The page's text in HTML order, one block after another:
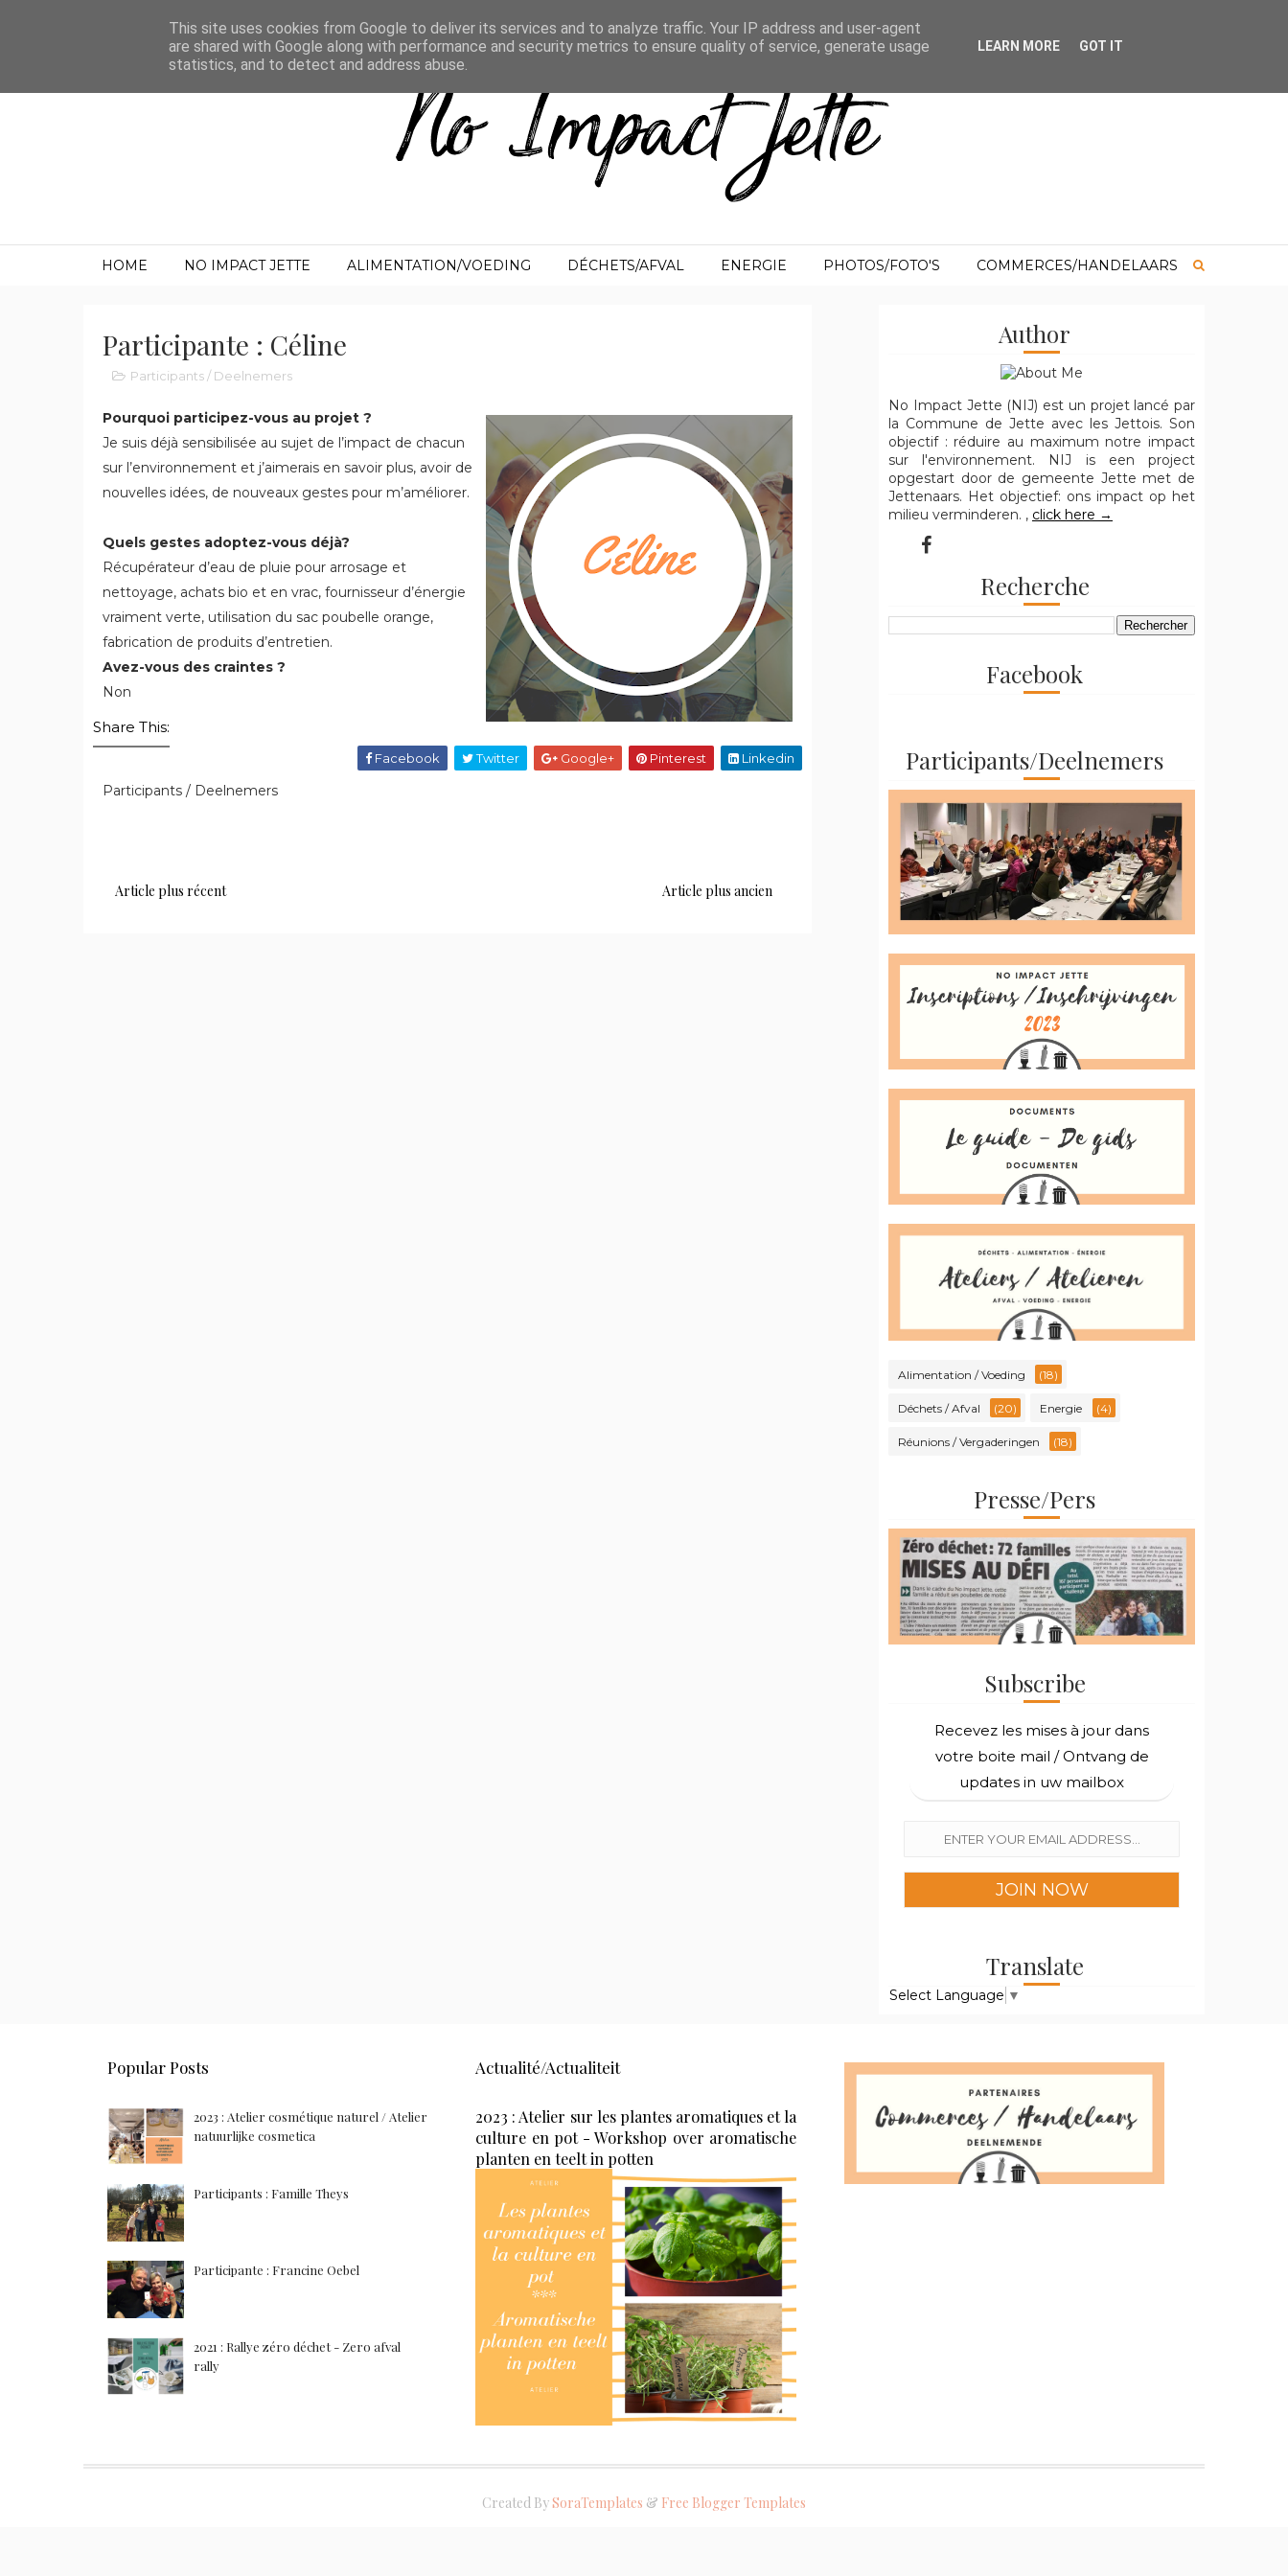
HOME NO IMPACT JETTE ALIMENTATION/VOEDING DÉCHETS/AFVAL ENERGIE PHOTOS/FOTO'S COMMERCES/HANDELAARS
Participante : Céline
Participants / Deelnemers
Pourquoi participez-vous au projet ?
Je suis déjà sensibilisée au sujet de l’impact de chacun
sur l’environnement et j’aimerais en savoir plus, avoir de
nouvelles idées, de nouveaux gestes pour m’améliorer.
Quels gestes adoptez-vous déjà?
Récupérateur d’eau de pluie pour arrosage et
nettoyage, achats bio et en vrac, fournisseur d’énergie
vraiment verte, utilisation du sac poubelle orange,
fabrication de produits d’entretien.
Avez-vous des craintes ?
Non
Share This:
Facebook Twitter Google+ Pinterest Linkedin
Participants / Deelnemers
Article plus récent Article plus ancien
Author
No Impact Jette (NIJ) est un projet lancé par
la Commune de Jette avec les Jettois. Son
objectif : réduire au maximum notre impact
sur l'environnement. NIJ is een project
opgestart door de gemeente Jette met de
Jettenaars. Het objectief: ons impact op het
milieu verminderen. , click here →
Recherche
Facebook
Participants/Deelnemers
Alimentation / Voeding (18)
Déchets / Afval (20) Energie (4)
Réunions / Vergaderingen (18)
Presse/Pers
Subscribe
Recevez les mises à jour dans
votre boite mail / Ontvang de
updates in uw mailbox
Translate
Select Language ▼
Popular Posts
2023 : Atelier cosmétique naturel / Atelier
natuurlijke cosmetica
Participants : Famille Theys
Participante : Francine Oebel
2021 : Rallye zéro déchet - Zero afval
rally
Actualité/Actualiteit
2023 : Atelier sur les plantes aromatiques et la
culture en pot - Workshop over aromatische
planten en teelt in potten
Created BySoraTemplates & Free Blogger Templates
This site uses cookies from Google to deliver its services and to analyze traffic. Your IP address and user-agent
are shared with Google along with performance and security metrics to ensure quality of service, generate usage
statistics, and to detect and address abuse.
LEARN MORE GOT IT